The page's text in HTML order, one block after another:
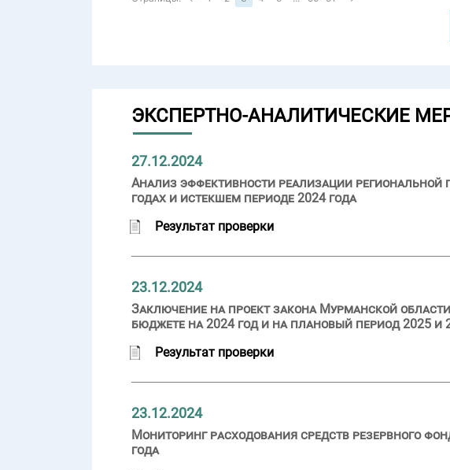
ЭКСПЕРТНО-АНАЛИТИЧЕСКИЕ
27.12.2024
Анализ эффективности реализации
годах и истекшем периоде 2024 года
Результат проверки
23.12.2024
Заключение на проект закона Мурманской
бюджете на 2024 год и на плановый период 2025 и
Результат проверки
23.12.2024
Мониторинг расходования средств резервного
года